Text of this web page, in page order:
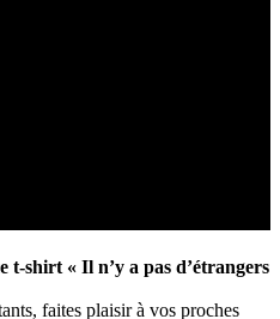
t-shirt « Il n’y a pas d’étrangers
faites plaisir à vos proches